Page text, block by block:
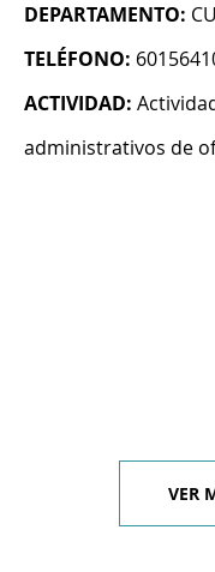
DEPARTAMENTO:
TELÉFONO:
ACTIVIDAD:
administrativos de
VER